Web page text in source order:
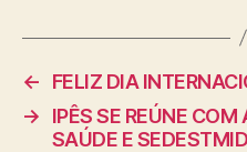
←
FELIZ DIA
→
IPÊS SE REÚNE COM
SAÚDE E